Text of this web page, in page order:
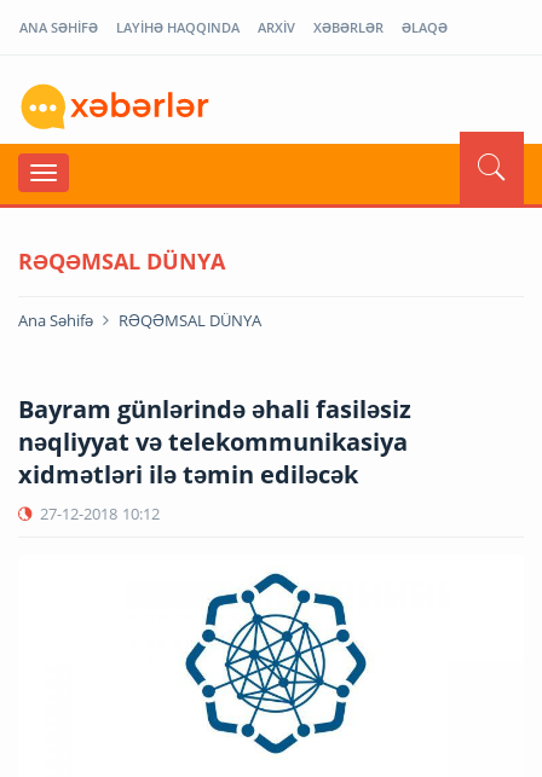
ANA SƏHİFƏ LAYİHƏ HAQQINDA ARXİV XƏBƏRLƏR ƏLAQƏ
RƏQƏMSAL DÜNYA
Ana Səhifə RƏQƏMSAL DÜNYA
Bayram günlərində əhali fasiləsiz
nəqliyyat və telekommunikasiya
xidmətləri ilə təmin ediləcək
27-12-2018 10:12